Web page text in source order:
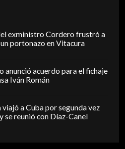
exministro Cordero frustró a
portonazo en Vitacura
anunció acuerdo para el fichaje
Iván Román
a Cuba por segunda vez
se reunió con Díaz-Canel